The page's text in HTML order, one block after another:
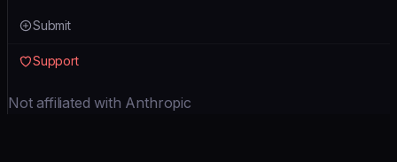
Submit
Support
Not affiliated with Anthropic